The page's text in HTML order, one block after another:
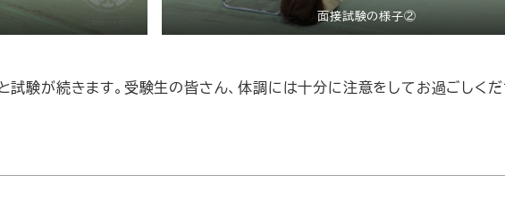
面接試験の様子②
試験が続きます。受験生の皆さん、体調には十分に注意をしてお過ごしくだ